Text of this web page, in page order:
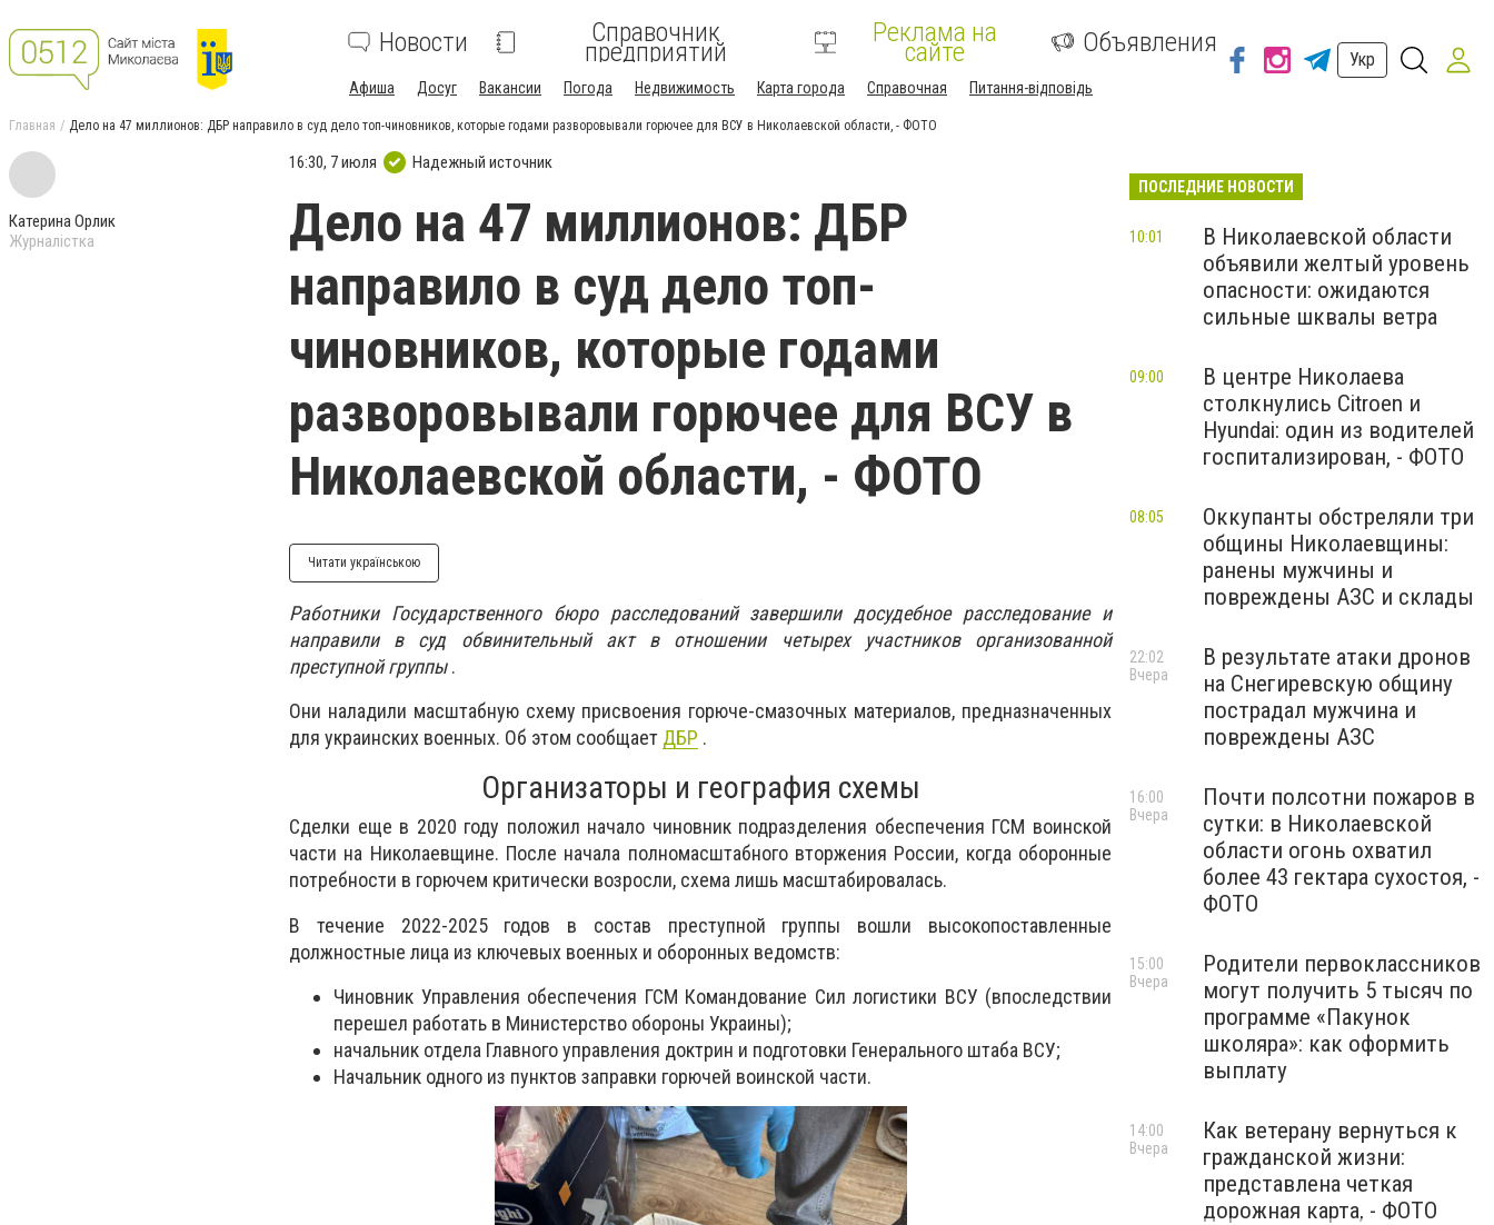
Новости Справочник
предприятий
Реклама на
сайте Объявления
Афиша Досуг Вакансии Погода Недвижимость Карта города Справочная Питання-відповідь
Укр
Главная Дело на 47 миллионов: ДБР направило в суд дело топ-чиновников, которые годами разворовывали горючее для ВСУ в Николаевской области, - ФОТО
Катерина Орлик
Журналістка
16:30, 7 июля Надежный источник
Дело на 47 миллионов: ДБР
направило в суд дело топ-
чиновников, которые годами
разворовывали горючее для ВСУ в
Николаевской области, - ФОТО
Читати українською
Работники Государственного бюро расследований завершили досудебное расследование и
направили в суд обвинительный акт в отношении четырех участников организованной
преступной группы.
Они наладили масштабную схему присвоения горюче-смазочных материалов, предназначенных
для украинских военных. Об этом сообщает ДБР .
Организаторы и география схемы
Сделки еще в 2020 году положил начало чиновник подразделения обеспечения ГСМ воинской
части на Николаевщине. После начала полномасштабного вторжения России, когда оборонные
потребности в горючем критически возросли, схема лишь масштабировалась.
В течение 2022-2025 годов в состав преступной группы вошли высокопоставленные
должностные лица из ключевых военных и оборонных ведомств:
Чиновник Управления обеспечения ГСМ Командование Сил логистики ВСУ (впоследствии
перешел работать в Министерство обороны Украины);
начальник отдела Главного управления доктрин и подготовки Генерального штаба ВСУ;
Начальник одного из пунктов заправки горючей воинской части.
ПОСЛЕДНИЕ НОВОСТИ
В Николаевской области
объявили желтый уровень
опасности: ожидаются
сильные шквалы ветра
10:01
В центре Николаева
столкнулись Citroen и
Hyundai: один из водителей
госпитализирован, - ФОТО
09:00
Оккупанты обстреляли три
общины Николаевщины:
ранены мужчины и
повреждены АЗС и склады
08:05
В результате атаки дронов
на Снегиревскую общину
пострадал мужчина и
повреждены АЗС
22:02
Вчера
Почти полсотни пожаров в
сутки: в Николаевской
области огонь охватил
более 43 гектара сухостоя, -
ФОТО
16:00
Вчера
Родители первоклассников
могут получить 5 тысяч по
программе «Пакунок
школяра»: как оформить
выплату
15:00
Вчера
Как ветерану вернуться к
гражданской жизни:
представлена четкая
дорожная карта, - ФОТО
14:00
Вчера